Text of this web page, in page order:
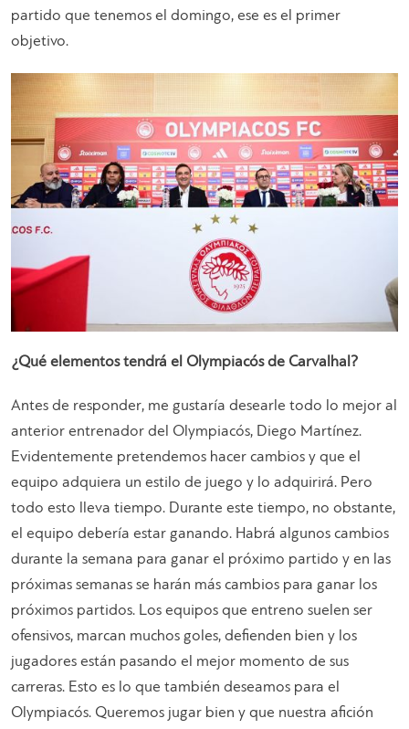
partido que tenemos el domingo, ese es el primer
objetivo.
¿Qué elementos tendrá el Olympiacós de Carvalhal?
Antes de responder, me gustaría desearle todo lo mejor al
anterior entrenador del Olympiacós, Diego Martínez.
Evidentemente pretendemos hacer cambios y que el
equipo adquiera un estilo de juego y lo adquirirá. Pero
todo esto lleva tiempo. Durante este tiempo, no obstante,
el equipo debería estar ganando. Habrá algunos cambios
durante la semana para ganar el próximo partido y en las
próximas semanas se harán más cambios para ganar los
próximos partidos. Los equipos que entreno suelen ser
ofensivos, marcan muchos goles, defienden bien y los
jugadores están pasando el mejor momento de sus
carreras. Esto es lo que también deseamos para el
Olympiacós. Queremos jugar bien y que nuestra afición